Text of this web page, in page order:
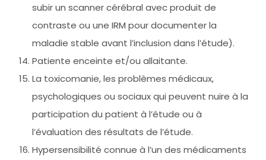
subir un scanner cérébral avec produit de
contraste ou une IRM pour documenter la
maladie stable avant l’inclusion dans l’étude).
Patiente enceinte et/ou allaitante.
La toxicomanie, les problèmes médicaux,
psychologiques ou sociaux qui peuvent nuire à la
participation du patient à l’étude ou à
l’évaluation des résultats de l’étude.
Hypersensibilité connue à l’un des médicaments